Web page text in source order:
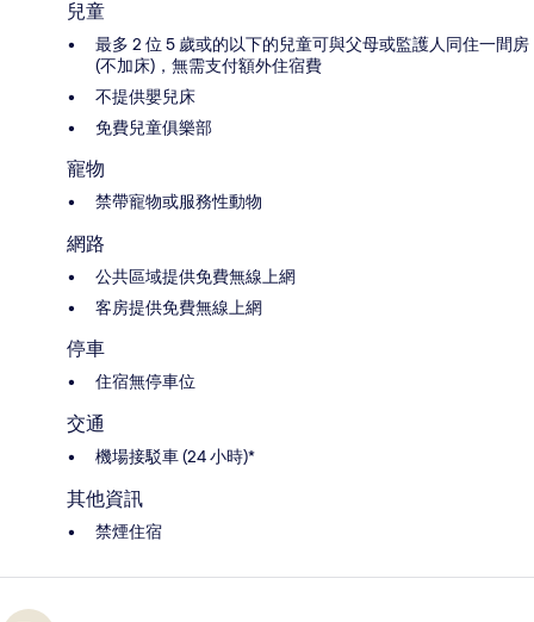
兒童
最多 2 位 5 歲或的以下的兒童可與父母或監護人同住一間房
(不加床)，無需支付額外住宿費
不提供嬰兒床
免費兒童俱樂部
寵物
禁帶寵物或服務性動物
網路
公共區域提供免費無線上網
客房提供免費無線上網
停車
住宿無停車位
交通
機場接駁車 (24 小時)*
其他資訊
禁煙住宿